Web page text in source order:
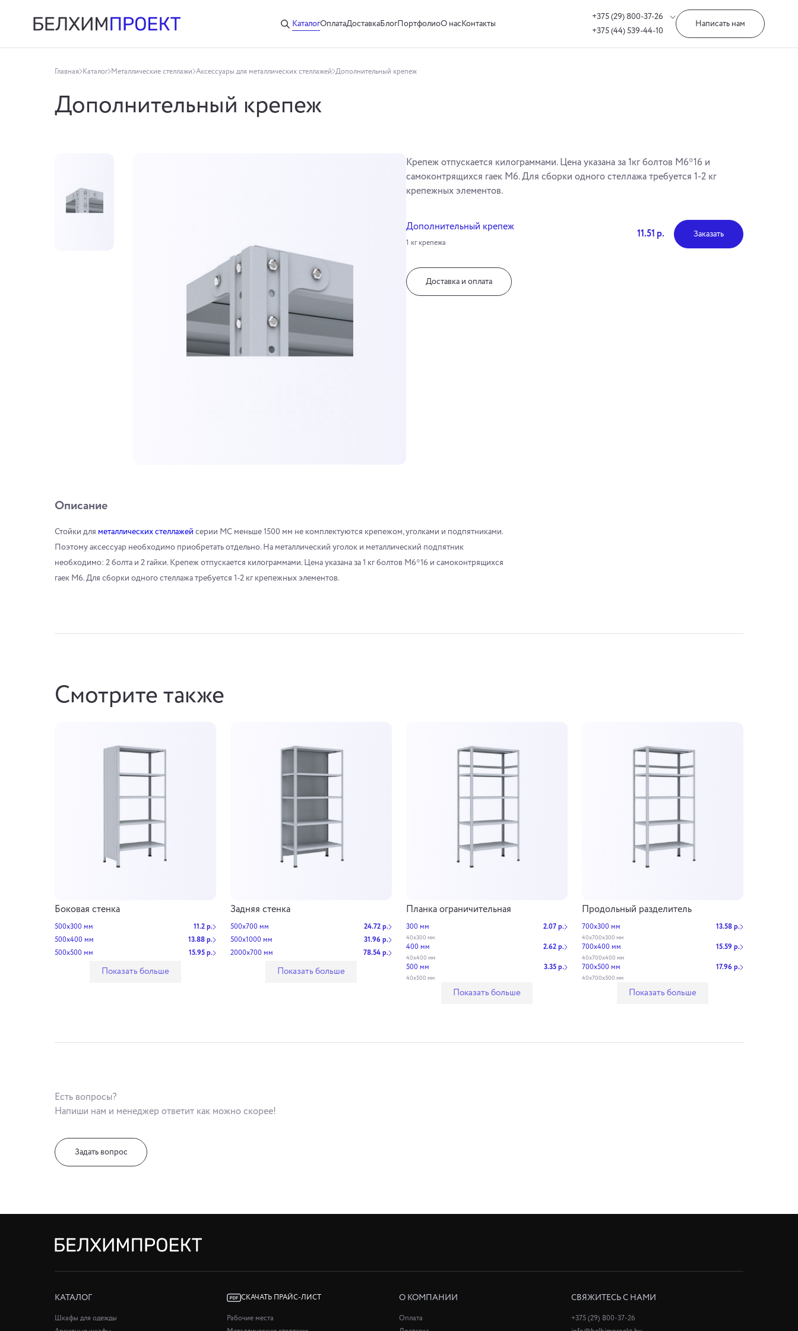
КаталогОплатаДоставкаБлогПортфолиоО насКонтакты
+375 (29) 800-37-26
+375 (44) 539-44-10
Написать нам
Главная Каталог Металлические стеллажи Аксессуары для металлических стеллажей Дополнительный крепеж
Дополнительный крепеж
Крепеж отпускается килограммами. Цена указана за 1кг болтов М6*16 и
самоконтрящихся гаек М6. Для сборки одного стеллажа требуется 1-2 кг
крепежных элементов.
Дополнительный крепеж
1 кг крепежа
11.51 р. Заказать
Доставка и оплата
Описание
Стойки для металлических стеллажей серии МС меньше 1500 мм не комплектуются крепежом, уголками и подпятниками.
Поэтому аксессуар необходимо приобретать отдельно. На металлический уголок и металлический подпятник
необходимо: 2 болта и 2 гайки. Крепеж отпускается килограммами. Цена указана за 1 кг болтов М6*16 и самоконтрящихся
гаек М6. Для сборки одного стеллажа требуется 1-2 кг крепежных элементов.
Смотрите также
Боковая стенка
500х300 мм
11.2 р.
500х400 мм
13.88 р.
500х500 мм
15.95 р.
Показать больше
Задняя стенка
500х700 мм
24.72 р.
500х1000 мм
31.96 р.
2000х700 мм
78.54 р.
Показать больше
Планка ограничительная
300 мм 2.07 р.
40х300 мм
400 мм 2.62 р.
40х400 мм
500 мм 3.35 р.
40х500 мм
Показать больше
Продольный разделитель
700х300 мм 13.58 р.
40х700х300 мм
700х400 мм 15.59 р.
40х700х400 мм
700х500 мм 17.96 р.
40х700х500 мм
Показать больше
Есть вопросы?
Напиши нам и менеджер ответит как можно скорее!
Задать вопрос
КАТАЛОГ СКАЧАТЬ ПРАЙС-ЛИСТ
Шкафы для одежды
Рабочие места
О КОМПАНИИ
Оплата
СВЯЖИТЕСЬ С НАМИ
+375 (29) 800-37-26